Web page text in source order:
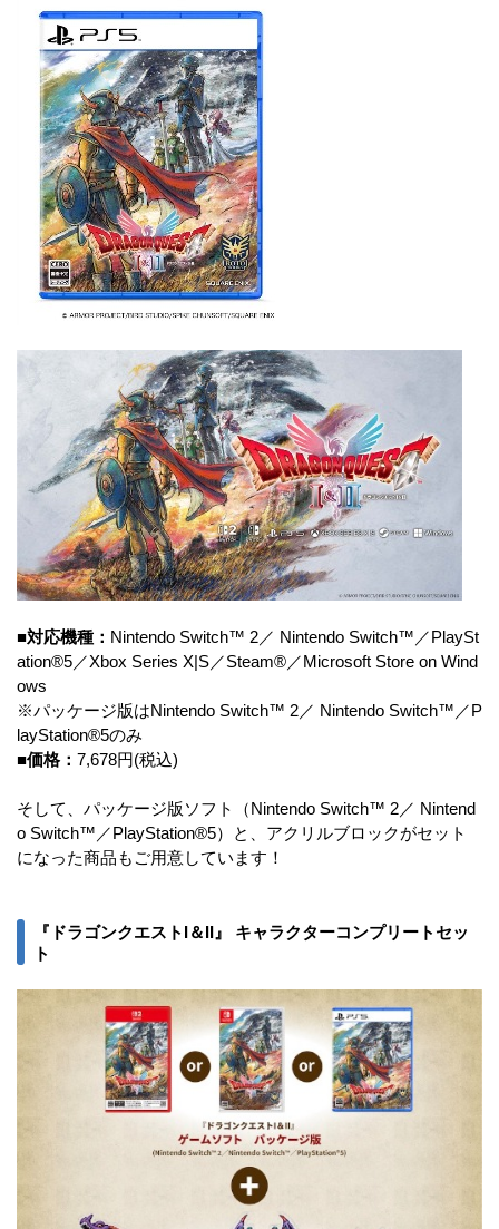
■対応機種： Nintendo Switch™ 2／ Nintendo Switch™／PlaySt
ation®5／Xbox Series X|S／Steam®／Microsoft Store on Wind
ows
※パッケージ版はNintendo Switch™ 2／ Nintendo Switch™／P
layStation®5のみ
■価格： 7,678円(税込)
そして、パッケージ版ソフト（Nintendo Switch™ 2／ Nintend
o Switch™／PlayStation®5）と、アクリルブロックがセット
になった商品もご用意しています！
『ドラゴンクエストI＆II』 キャラクターコンプリートセッ
ト